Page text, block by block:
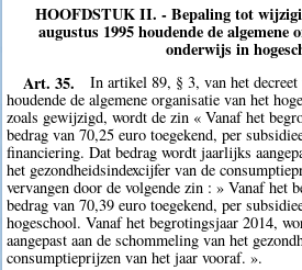
HOOFDSTUK II. - Bepaling tot
augustus 1995 houdende de algemene
onderwijs in
Art. 35.
In artikel 89, § 3, van het
houdende de algemene organisatie van het
zoals gewijzigd, wordt de zin « Vanaf het
bedrag van 70,25 euro toegekend, per
financiering. Dat bedrag wordt jaarlijks
het gezondheidsindexcijfer van de
vervangen door de volgende zin : » Vanaf het
bedrag van 70,39 euro toegekend, per
hogeschool. Vanaf het begrotingsjaar 2014,
aangepast aan de schommeling van het
consumptieprijzen van het jaar vooraf. ».